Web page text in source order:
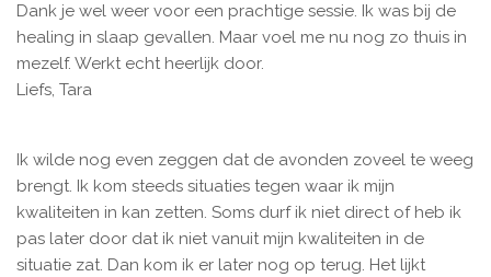
Dank je wel weer voor een prachtige sessie. Ik was bij de
healing in slaap gevallen. Maar voel me nu nog zo thuis in
mezelf. Werkt echt heerlijk door.
Liefs, Tara
Ik wilde nog even zeggen dat de avonden zoveel te weeg
brengt. Ik kom steeds situaties tegen waar ik mijn
kwaliteiten in kan zetten. Soms durf ik niet direct of heb ik
pas later door dat ik niet vanuit mijn kwaliteiten in de
situatie zat. Dan kom ik er later nog op terug. Het lijkt